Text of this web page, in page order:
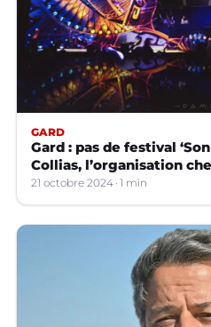
GARD
Gard : pas de festival
Collias, l’organisation
21 octobre 2024 1 min